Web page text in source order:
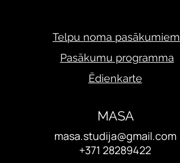
Telpu noma pasākumiem
Pasākumu programma
Ēdienkarte
MASA
masa.studija@gmail.com
+371 28289422